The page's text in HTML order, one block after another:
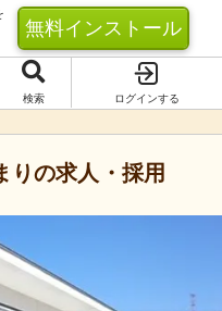
無料インストール
検索
ログインする
りの求人・採用